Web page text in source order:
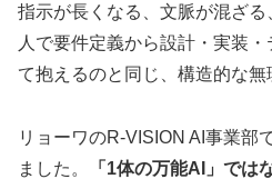
指示が長くなる、文脈が混ざ
人で要件定義から設計・実装
て抱えるのと同じ、構造的な無
リョーワのR-VISION AI事業部
ました。
「1体の万能AI」では